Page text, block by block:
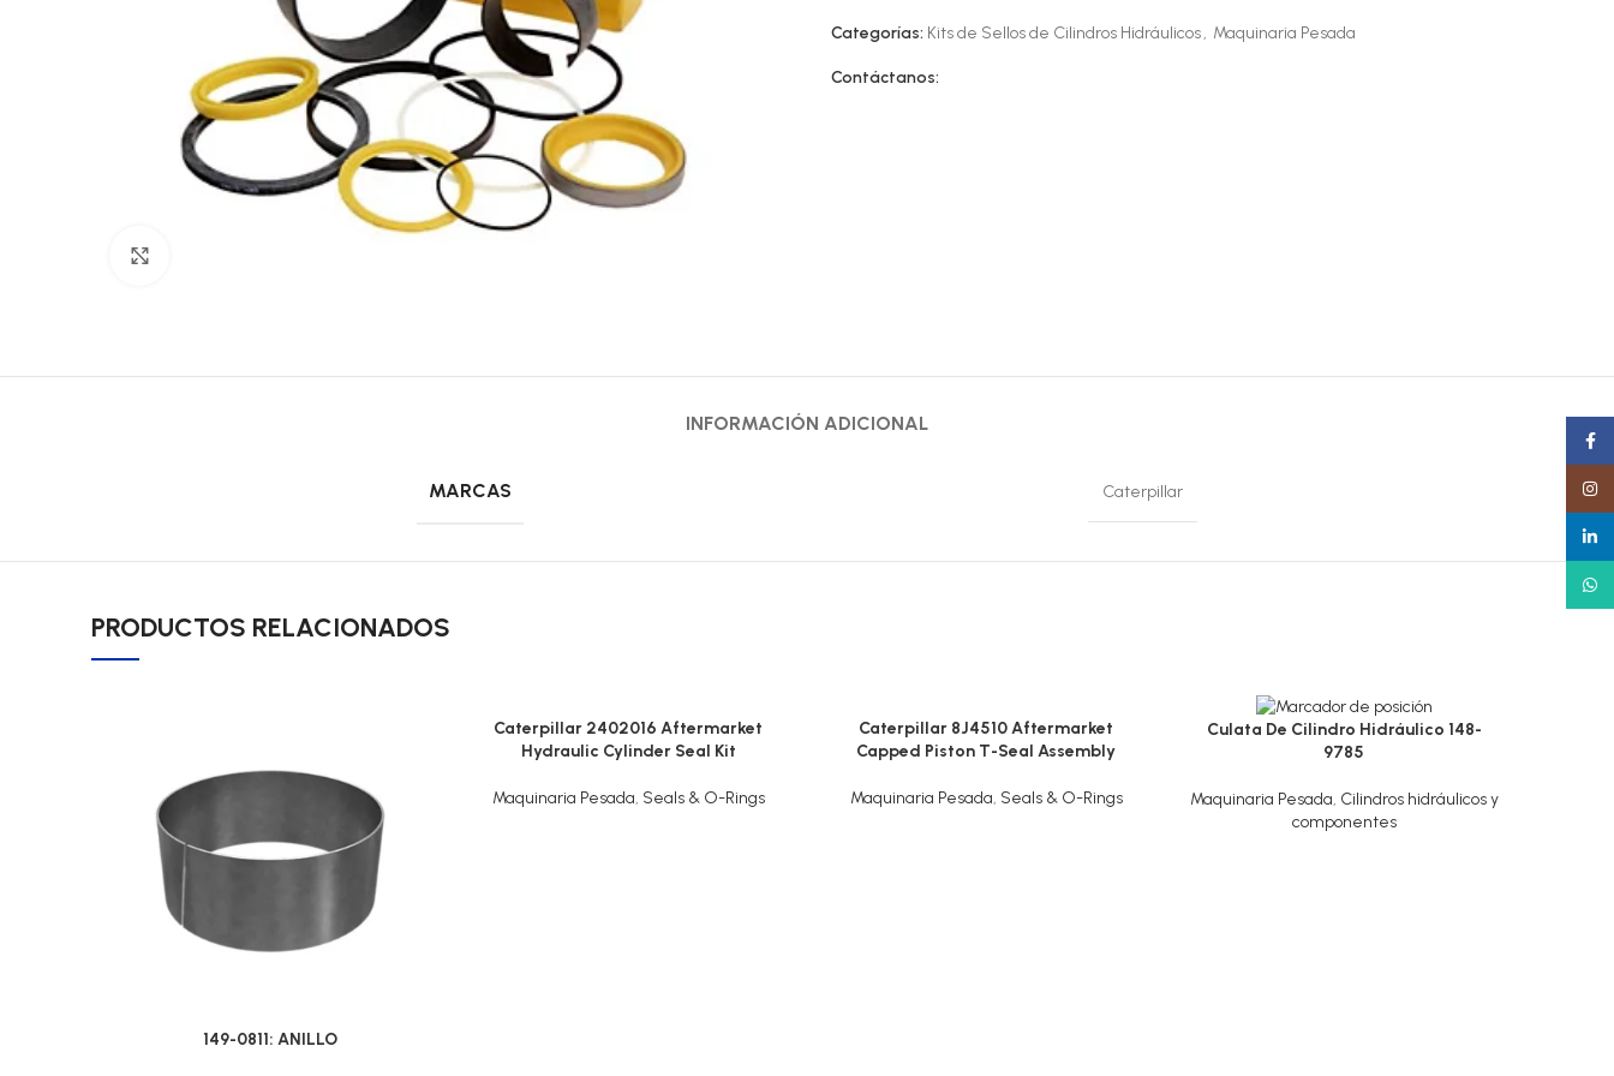
Categorías: Kits de Sellos de Cilindros Hidráulicos, Maquinaria Pesada
Contáctanos:
INFORMACIÓN ADICIONAL
MARCAS Caterpillar
PRODUCTOS RELACIONADOS
149-0811: ANILLO
Caterpillar 2402016 Aftermarket
Hydraulic Cylinder Seal Kit
Maquinaria Pesada, Seals & O-Rings
Caterpillar 8J4510 Aftermarket
Capped Piston T-Seal Assembly
Maquinaria Pesada, Seals & O-Rings
Culata De Cilindro Hidráulico 148-
9785
Maquinaria Pesada, Cilindros hidráulicos y
componentes